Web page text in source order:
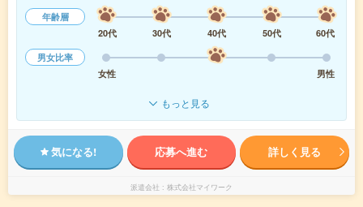
年齢層
20代
30代 40代 50代
60代
男女比率
女性
男性
もっと見る
気になる! 応募へ進む 詳しく見る
派遣会社 株式会社マイワーク